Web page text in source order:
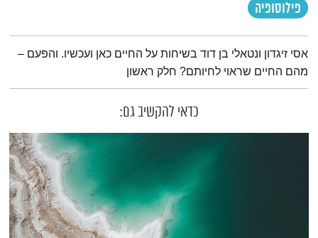
פילוסופיה
תמצית הפודקאסט
אסי זיגדון ונטאלי בן דוד בשיחות על החיים כאן ועכשיו. והפעם –
מהם החיים שראוי לחיותם? חלק ראשון
כדאי להקשיב גם: